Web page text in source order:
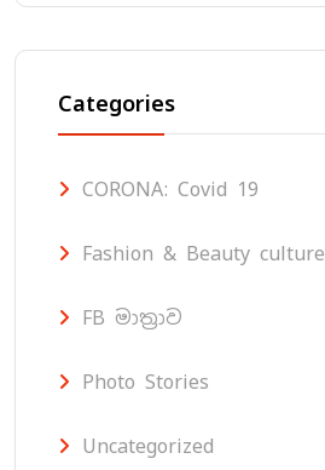
Categories
CORONA: Covid 19
Fashion & Beauty culture
FB මාත්‍රාව
Photo Stories
Uncategorized